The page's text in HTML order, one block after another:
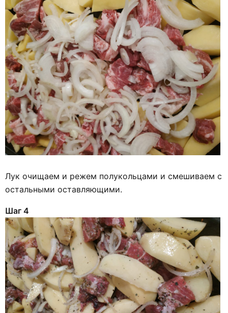
Лук очищаем и режем полукольцами и смешиваем с
остальными оставляющими.
Шаг 4